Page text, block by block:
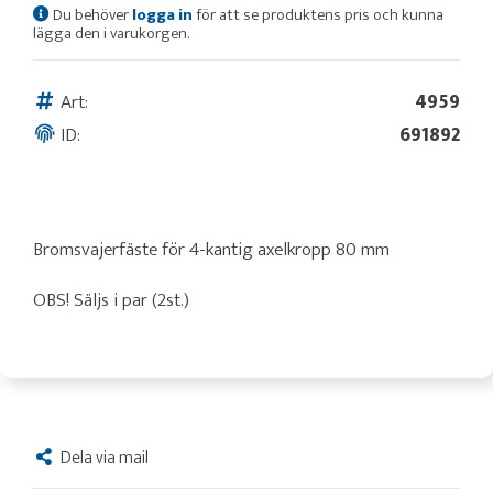
Du behöverlogga inför att se produktens pris och kunna
lägga den i varukorgen.
Art:
4959
ID:
691892
Bromsvajerfäste för 4-kantig axelkropp 80 mm
OBS! Säljs i par (2st.)
Dela via mail